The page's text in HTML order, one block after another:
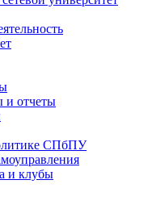
и отчеты
СПбПУ
и клубы